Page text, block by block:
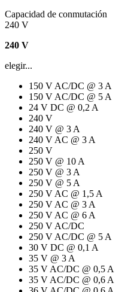
Capacidad de conmutación
240 V
240 V
elegir...
150 V AC/DC @ 3 A
150 V AC/DC @ 5 A
24 V DC @ 0,2 A
240 V
240 V @ 3 A
240 V AC @ 3 A
250 V
250 V @ 10 A
250 V @ 3 A
250 V @ 5 A
250 V AC @ 1,5 A
250 V AC @ 3 A
250 V AC @ 6 A
250 V AC/DC
250 V AC/DC @ 5 A
30 V DC @ 0,1 A
35 V @ 3 A
35 V AC/DC @ 0,5 A
35 V AC/DC @ 0,6 A